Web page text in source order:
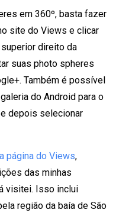
em 360º, basta fazer
site do Views e clicar
direito da
suas photo spheres
Também é possível
do Android para o
e depois selecionar
página do Views,
das minhas
visitei. Isso inclui
região da baía de São